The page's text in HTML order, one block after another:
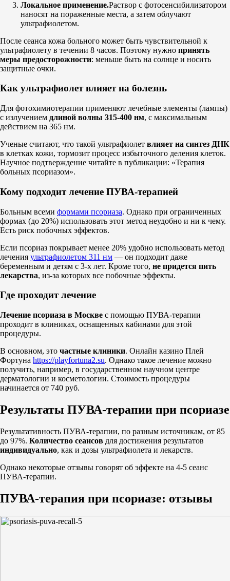
Локальное применение.Раствор с фотосенсибилизатором
наносят на пораженные места, а затем облучают
ультрафиолетом.
После сеанса кожа больного может быть чувствительной к
ультрафиолету в течении 8 часов. Поэтому нужно принять
меры предосторожности: меньше быть на солнце и носить
защитные очки.
Как ультрафиолет влияет на болезнь
Для фотохимиотерапии применяют лечебные элементы (лампы)
с излучением длиной волны 315-400 нм, с максимальным
действием на 365 нм.
Ученые считают, что такой ультрафиолет влияет на синтез ДНК
в клетках кожи, тормозит процесс избыточного деления клеток.
Научное подтверждение читайте в публикации: «Терапия
больных псориазом».
Кому подходит лечение ПУВА-терапией
Больным всеми формами псориаза. Однако при ограниченных
формах (до 20%) использовать этот метод неудобно и ни к чему.
Есть риск побочных эффектов.
Если псориаз покрывает менее 20% удобно использовать метод
лечения ультрафиолетом 311 нм — он подходит даже
беременным и детям с 3-х лет. Кроме того, не придется пить
лекарства, из-за которых все побочные эффекты.
Где проходит лечение
Лечение псориаза в Москве с помощью ПУВА-терапии
проходит в клиниках, оснащенных кабинами для этой
процедуры.
В основном, это частные клиники. Онлайн казино Плей
Фортуна https://playfortuna2.su. Однако такое лечение можно
получить, например, в государственном научном центре
дерматологии и косметологии. Стоимость процедуры
начинается от 740 руб.
Результаты ПУВА-терапии при псориазе
Результативность ПУВА-терапии, по разным источникам, от 85
до 97%. Количество сеансов для достижения результатов
индивидуально, как и дозы ультрафиолета и лекарств.
Однако некоторые отзывы говорят об эффекте на 4-5 сеанс
ПУВА-терапии.
ПУВА-терапия при псориазе: отзывы